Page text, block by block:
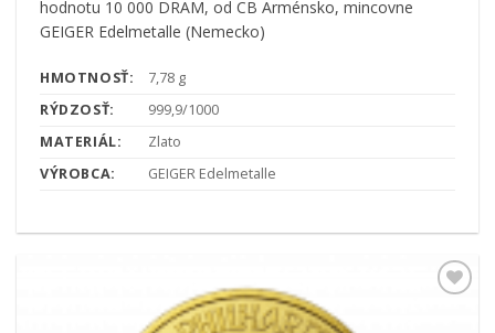
hodnotu 10 000 DRAM, od CB Arménsko, mincovne
GEIGER Edelmetalle (Nemecko)
HMOTNOSŤ:
7,78 g
RÝDZOSŤ:
999,9/1000
MATERIÁL:
Zlato
VÝROBCA:
GEIGER Edelmetalle